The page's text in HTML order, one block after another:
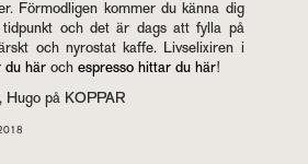
För­mod­li­gen kom­mer du känna dig
och det är dags att fylla på
och ny­rostat kaffe. Livs­e­lix­i­ren i
du häroch es­pres­so hit­tar du här!
Hugo på KOP­PAR